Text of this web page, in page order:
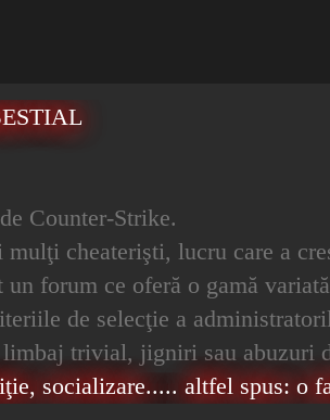
Counter-Strike.
cheaterişti, lucru care a
forum ce oferă o gamă
de selecţie a
trivial, jigniri sau abuzuri
socializare..... altfel spus: o